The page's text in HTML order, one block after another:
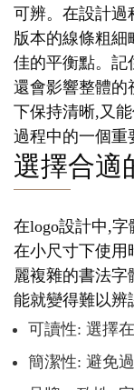
可辨。在設計過
版本的線條粗細
佳的平衡點。記
還會影響整體的
下保持清晰,又
過程中的一個重
選擇合適
在logo設計中,
在小尺寸下使用
麗複雜的書法字
能就變得難以辨
可讀性: 選擇
簡潔性: 避免